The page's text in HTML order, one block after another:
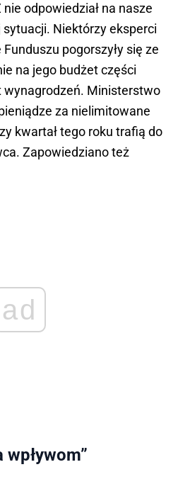
odpowiedział na nasze
Niektórzy eksperci
pogorszyły się ze
na jego budżet części
wynagrodzeń. Ministerstwo
za nielimitowane
kwartał tego roku trafią do
Zapowiedziano też
ad